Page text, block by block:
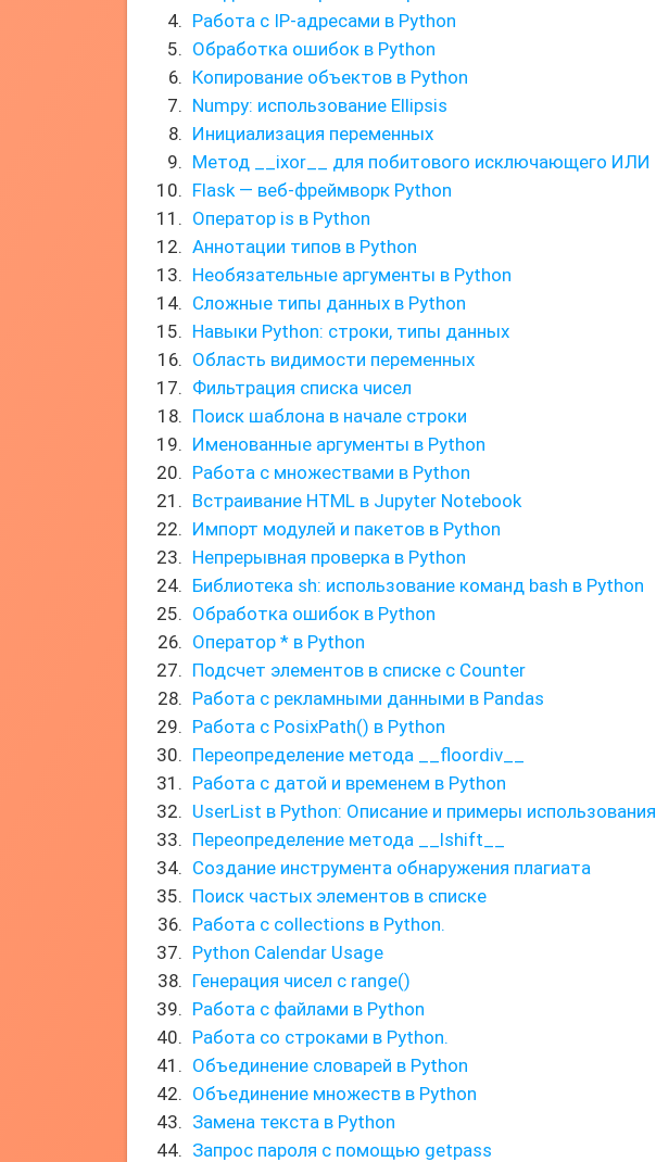
Работа с IP-адресами в Python
Обработка ошибок в Python
Копирование объектов в Python
Numpy: использование Ellipsis
Инициализация переменных
Метод __ixor__ для побитового исключающего ИЛИ
Flask — веб-фреймворк Python
Оператор is в Python
Аннотации типов в Python
Необязательные аргументы в Python
Сложные типы данных в Python
Навыки Python: строки, типы данных
Область видимости переменных
Фильтрация списка чисел
Поиск шаблона в начале строки
Именованные аргументы в Python
Работа с множествами в Python
Встраивание HTML в Jupyter Notebook
Импорт модулей и пакетов в Python
Непрерывная проверка в Python
Библиотека sh: использование команд bash в Python
Обработка ошибок в Python
Оператор * в Python
Подсчет элементов в списке с Counter
Работа с рекламными данными в Pandas
Работа с PosixPath() в Python
Переопределение метода __floordiv__
Работа с датой и временем в Python
UserList в Python: Описание и примеры использования
Переопределение метода __lshift__
Создание инструмента обнаружения плагиата
Поиск частых элементов в списке
Работа с collections в Python.
Python Calendar Usage
Генерация чисел с range()
Работа с файлами в Python
Работа со строками в Python.
Объединение словарей в Python
Объединение множеств в Python
Замена текста в Python
Запрос пароля с помощью getpass